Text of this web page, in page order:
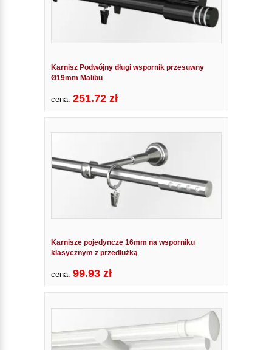
Karnisz Podwójny długi wspornik przesuwny
Ø19mm Malibu
cena: 251.72 zł
Karnisze pojedyncze 16mm na wsporniku
klasycznym z przedłużką
cena: 99.93 zł